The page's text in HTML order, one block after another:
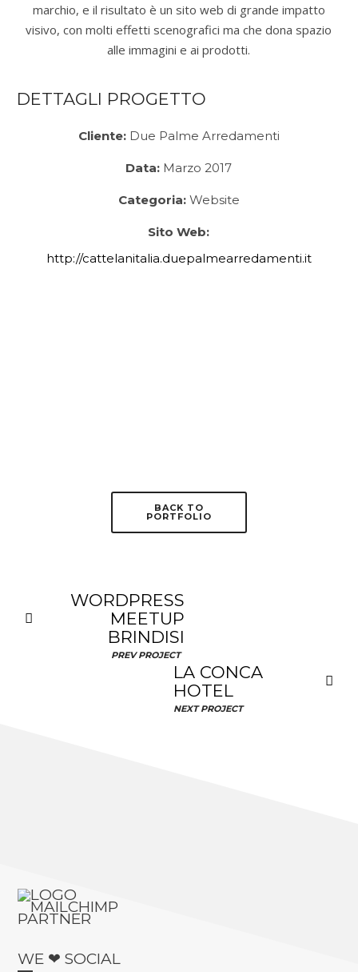
marchio, e il risultato è un sito web di grande impatto
visivo, con molti effetti scenografici ma che dona spazio
alle immagini e ai prodotti.
DETTAGLI PROGETTO
Cliente:Due Palme Arredamenti
Data: Marzo 2017
Categoria:Website
Sito Web:
http://cattelanitalia.duepalmearredamenti.it
BACK TO
PORTFOLIO
WORDPRESS
MEETUP
BRINDISI
PREV PROJECT
LA CONCA
HOTEL
NEXT PROJECT
WE ❤ SOCIAL